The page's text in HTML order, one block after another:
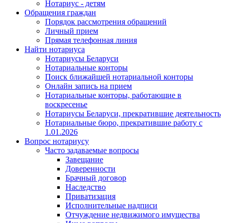
Нотариус - детям
Обращения граждан
Порядок рассмотрения обращений
Личный прием
Прямая телефонная линия
Найти нотариуса
Нотариусы Беларуси
Нотариальные конторы
Поиск ближайшей нотариальной конторы
Онлайн запись на прием
Нотариальные конторы, работающие в
воскресенье
Нотариусы Беларуси, прекратившие деятельность
Нотариальные бюро, прекратившие работу с
1.01.2026
Вопрос нотариусу
Часто задаваемые вопросы
Завещание
Доверенности
Брачный договор
Наследство
Приватизация
Исполнительные надписи
Отчуждение недвижимого имущества